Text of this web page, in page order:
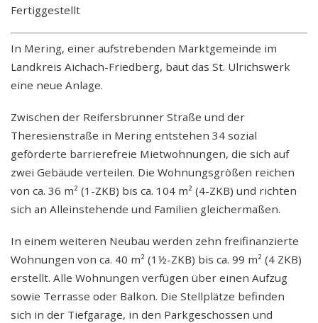
Bedienungsanleitungen
Stellenangebote
Fertiggestellt
In Mering, einer aufstrebenden Marktgemeinde im
Landkreis Aichach-Friedberg, baut das St. Ulrichswerk
eine neue Anlage.
Zwischen der Reifersbrunner Straße und der
Theresienstraße in Mering entstehen 34 sozial
geförderte barrierefreie Mietwohnungen, die sich auf
zwei Gebäude verteilen. Die Wohnungsgrößen reichen
von ca. 36 m² (1-ZKB) bis ca. 104 m² (4-ZKB) und richten
sich an Alleinstehende und Familien gleichermaßen.
In einem weiteren Neubau werden zehn freifinanzierte
Wohnungen von ca. 40 m² (1½-ZKB) bis ca. 99 m² (4 ZKB)
erstellt. Alle Wohnungen verfügen über einen Aufzug
sowie Terrasse oder Balkon. Die Stellplätze befinden
sich in der Tiefgarage, in den Parkgeschossen und